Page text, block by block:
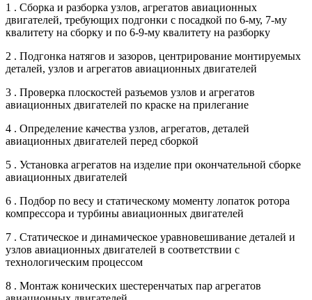
1 . Сборка и разборка узлов, агрегатов авиационных
двигателей, требующих подгонки с посадкой по 6-му, 7-му
квалитету на сборку и по 6-9-му квалитету на разборку
2 . Подгонка натягов и зазоров, центрирование монтируемых
деталей, узлов и агрегатов авиационных двигателей
3 . Проверка плоскостей разъемов узлов и агрегатов
авиационных двигателей по краске на прилегание
4 . Определение качества узлов, агрегатов, деталей
авиационных двигателей перед сборкой
5 . Установка агрегатов на изделие при окончательной сборке
авиационных двигателей
6 . Подбор по весу и статическому моменту лопаток ротора
компрессора и турбины авиационных двигателей
7 . Статическое и динамическое уравновешивание деталей и
узлов авиационных двигателей в соответствии с
технологическим процессом
8 . Монтаж конических шестеренчатых пар агрегатов